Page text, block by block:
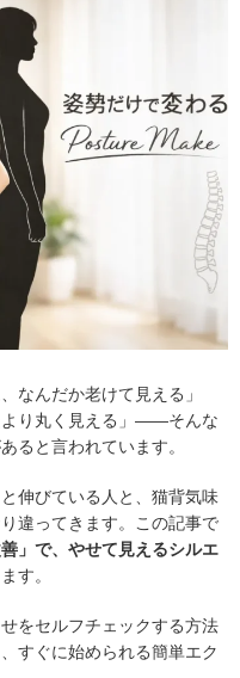
なんだか老けて見える」
より丸く見える」――そんな
ると言われています。
伸びている人と、猫背気味
違ってきます。この記事で
」で、やせて見えるシルエ
す。
をセルフチェックする方法
すぐに始められる簡単エク